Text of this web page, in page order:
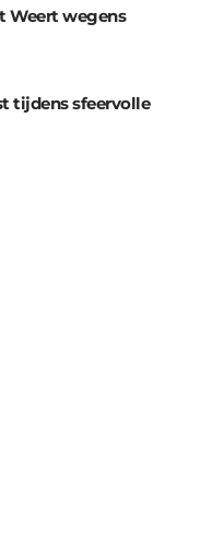
Weert wegens
tijdens sfeervolle